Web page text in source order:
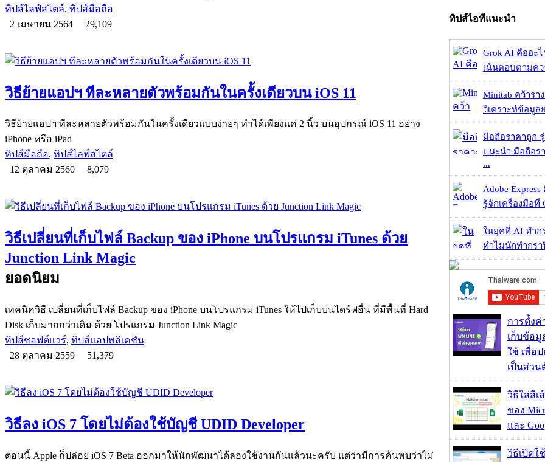
ทิปส์ไลฟ์สไตล์, ทิปส์มือถือ
2 เมษายน 2564
29,109
วิธีย้ายแอปฯ ทีละหลายตัวพร้อมกันในครั้งเดียวบน iOS 11
วิธีย้ายแอปฯ ทีละหลายตัวพร้อมกันในครั้งเดียวแบบง่ายๆ ทำได้เพียงแค่ 2 นิ้ว บนอุปกรณ์ iOS 11 อย่าง
iPhone หรือ iPad
ทิปส์มือถือ, ทิปส์ไลฟ์สไตล์
12 ตุลาคม 2560
8,079
วิธีเปลี่ยนที่เก็บไฟล์ Backup ของ iPhone บนโปรแกรม iTunes ด้วย
Junction Link Magic
ยอดนิยม
เทคนิควิธี เปลี่ยนที่เก็บไฟล์ Backup ของ iPhone บนโปรแกรม iTunes ให้ไปเก็บบนไดร์ฟอื่น ที่มีพื้นที่ Hard
Disk เก็บมากกว่าเดิม ด้วย โปรแกรม Junction Link Magic
ทิปส์ซอฟต์แวร์, ทิปส์แอปพลิเคชัน
28 ตุลาคม 2559
51,379
วิธีลง iOS 7 โดยไม่ต้องใช้บัญชี UDID Developer
ตอนนี้ Apple ก็ปล่อย iOS 7 Beta ออกมาให้นักพัฒนาได้ลองใช้งานกันแล้วนะครับ แต่ว่ามีการค้นพบว่าไม่
ทิปส์ไอทีแนะนำ
Grok AI คืออะ
เน้นตอบตามคว
Minitab คว้ารา
วิเคราะห์ข้อมูล
มือถือราคาถูก
แนะนำ มือถือร
...
Adobe
รู้จักเครื่องมือที่
ในยุคที่ AI ทำก
ทำไมนักทำกรา
การตั้งค่
เก็บข้อ
ใช้ เพื่อ
เป็นส่ว
วิธีใส่สีเ
ของ
และ
วิธีเปิด